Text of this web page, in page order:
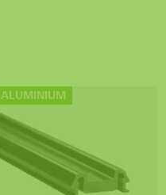
ALUMINIUM